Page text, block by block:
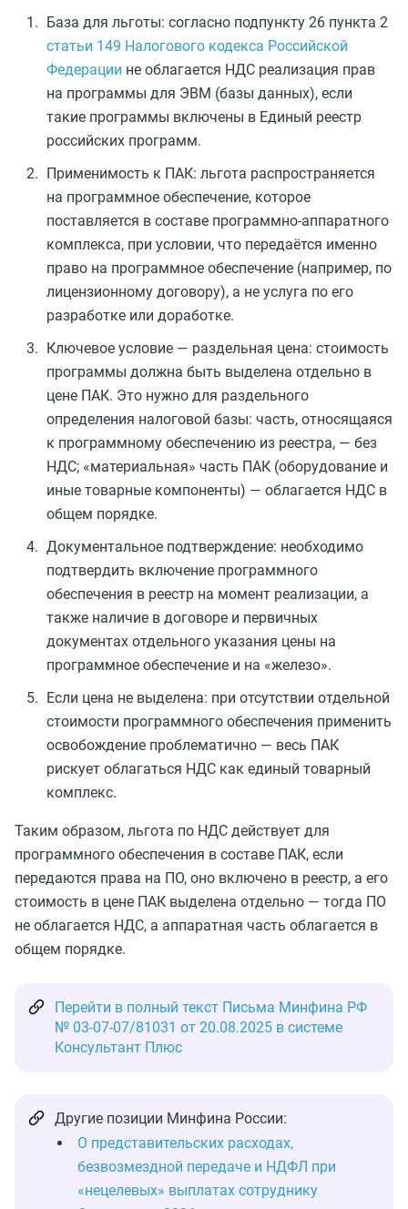
База для льготы: согласно подпункту 26 пункта 2
статьи 149 Налогового кодекса Российской
Федерации не облагается НДС реализация прав
на программы для ЭВМ (базы данных), если
такие программы включены в Единый реестр
российских программ.
Применимость к ПАК: льгота распространяется
на программное обеспечение, которое
поставляется в составе программно-аппаратного
комплекса, при условии, что передаётся именно
право на программное обеспечение (например, по
лицензионному договору), а не услуга по его
разработке или доработке.
Ключевое условие — раздельная цена: стоимость
программы должна быть выделена отдельно в
цене ПАК. Это нужно для раздельного
определения налоговой базы: часть, относящаяся
к программному обеспечению из реестра, — без
НДС; «материальная» часть ПАК (оборудование и
иные товарные компоненты) — облагается НДС в
общем порядке.
Документальное подтверждение: необходимо
подтвердить включение программного
обеспечения в реестр на момент реализации, а
также наличие в договоре и первичных
документах отдельного указания цены на
программное обеспечение и на «железо».
Если цена не выделена: при отсутствии отдельной
стоимости программного обеспечения применить
освобождение проблематично — весь ПАК
рискует облагаться НДС как единый товарный
комплекс.
Таким образом, льгота по НДС действует для
программного обеспечения в составе ПАК, если
передаются права на ПО, оно включено в реестр, а его
стоимость в цене ПАК выделена отдельно — тогда ПО
не облагается НДС, а аппаратная часть облагается в
общем порядке.
Перейти в полный текст Письма Минфина РФ
№ 03-07-07/81031 от 20.08.2025 в системе
Консультант Плюс
Другие позиции Минфина России:
О представительских расходах,
безвозмездной передаче и НДФЛ при
«нецелевых» выплатах сотруднику